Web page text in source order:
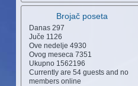
Brojač poseta
Danas 297
Juče 1126
Ove nedelje 4930
Ovog meseca 7351
Ukupno 1562196
Currently are 54 guests and no
members online